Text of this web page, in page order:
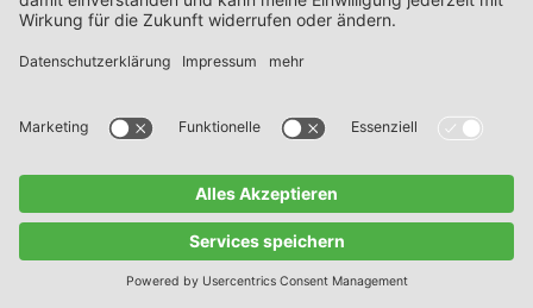
5.4 Unterstützung
Kalkulator können wir Sie mittels sämtlicher uns
mitgeteilter Kontaktdaten (also ggf. per E-Mail,
Telefon oder Post) zu dieser Anfrage kontaktieren,
etwa um Unklarheiten vor Erstellung des Angebots
bzw. vor Durchführung des Auftrags klären zu